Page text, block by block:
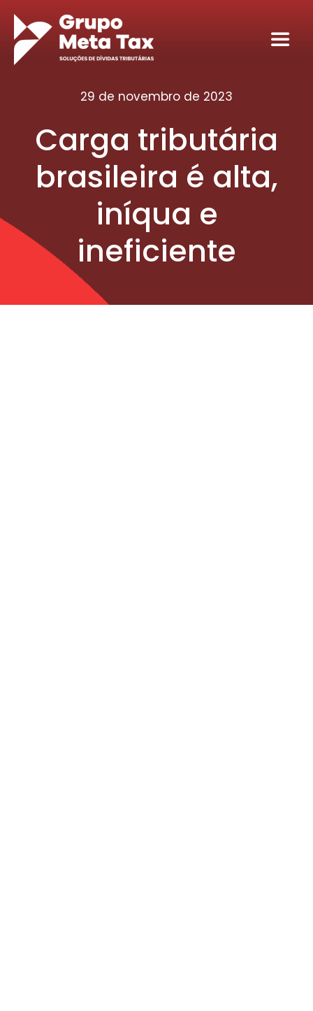
para
Sobre
Serviços
Seja nosso sócio tributário
Conteúdos
29 de novembro de 2023
Carga tributária
brasileira é alta,
iníqua e
ineficiente